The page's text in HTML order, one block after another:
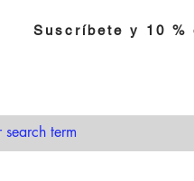
Suscríbete y 10 %